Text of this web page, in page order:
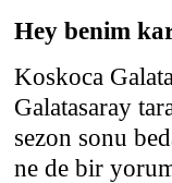
Hey benim
Koskoca
Galatasaray
sezon sonu
ne de bir